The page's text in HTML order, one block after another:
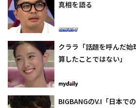
真相を語る
クララ「話題を呼んだ
算したことではない」
BIGBANGのV.I「日本で